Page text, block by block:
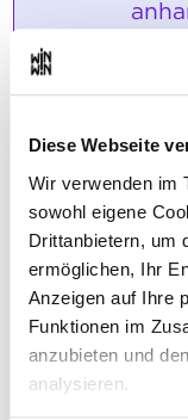
Diese Webseite
Wir verwenden im
sowohl eigene
Drittanbietern, um
ermöglichen, Ihr
Anzeigen auf Ihre
Funktionen im
anzubieten und
analysieren.